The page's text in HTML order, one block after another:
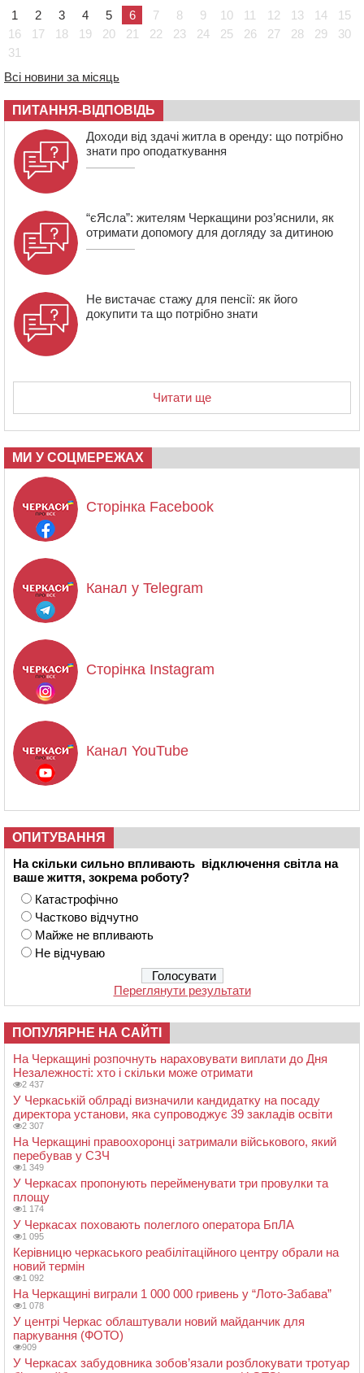
15:08
Від Чернівців до Бакоти: пів сотні працівників
“Черкасиобленерго” побували у мандрівці
14:35
полон під час бою на Київщині
14:03 Постраждав водій і неповнолітня пасажирка: у
Чорнобаї мотоцикліст врізався у легковик
13:30 Раптово помер: у Черкасах попрощалися із 35-
річним прикордонником
1
2 3 4 5 6 7 8 9 10 11 12 13 14
15
16
17 18 19 20 21 22 23 24 25 26 27 28 29
30
31
Всі новини за місяць
ПИТАННЯ-ВІДПОВІДЬ
Доходи від здачі житла в оренду: що потрібно
знати про оподаткування
“єЯсла”: жителям Черкащини роз’яснили, як
отримати допомогу для догляду за дитиною
Не вистачає стажу для пенсії: як його
докупити та що потрібно знати
Читати ще
МИ У СОЦМЕРЕЖАХ
Сторінка Facebook
Канал у Telegram
Сторінка Instagram
Канал YouTube
ОПИТУВАННЯ
На скільки сильно впливають відключення світла на
ваше життя, зокрема роботу?
Катастрофічно
Частково відчутно
Майже не впливають
Не відчуваю
Переглянути результати
ПОПУЛЯРНЕ НА САЙТІ
На Черкащині розпочнуть нараховувати виплати до Дня
Незалежності: хто і скільки може отримати
2 437
У Черкаській облраді визначили кандидатку на посаду
директора установи, яка супроводжує 39 закладів освіти
2 307
На Черкащині правоохоронці затримали військового, який
перебував у СЗЧ
1 349
У Черкасах пропонують перейменувати три провулки та
площу
1 174
У Черкасах поховають полеглого оператора БпЛА
1 095
Керівницю черкаського реабілітаційного центру обрали на
новий термін
1 092
На Черкащині виграли 1 000 000 гривень у “Лото-Забава”
1 078
У центрі Черкас облаштували новий майданчик для
паркування (ФОТО)
909
У Черкасах забудовника зобов’язали розблокувати тротуар